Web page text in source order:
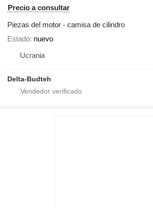
Precio a consultar
Piezas del motor - camisa de cilindro
Estado nuevo
Ucrania
Delta-Budteh